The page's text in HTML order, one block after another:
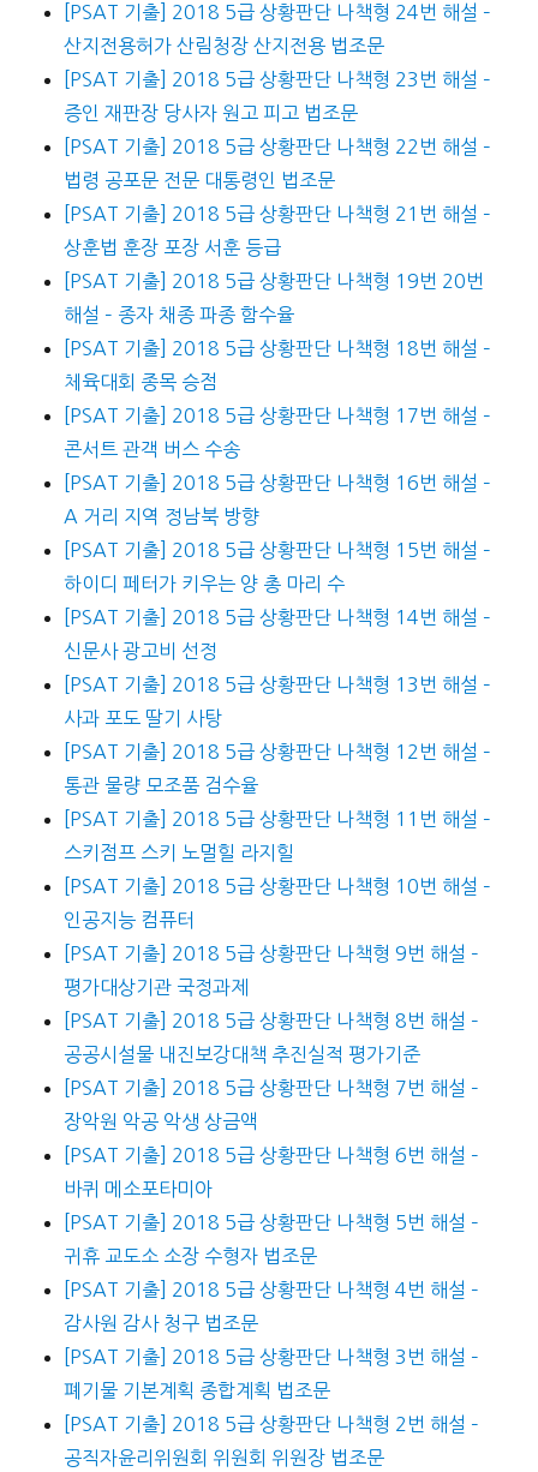
[PSAT 기출] 2018 5급 상황판단 나책형 24번 해설 –
산지전용허가 산림청장 산지전용 법조문
[PSAT 기출] 2018 5급 상황판단 나책형 23번 해설 –
증인 재판장 당사자 원고 피고 법조문
[PSAT 기출] 2018 5급 상황판단 나책형 22번 해설 –
법령 공포문 전문 대통령인 법조문
[PSAT 기출] 2018 5급 상황판단 나책형 21번 해설 –
상훈법 훈장 포장 서훈 등급
[PSAT 기출] 2018 5급 상황판단 나책형 19번 20번
해설 – 종자 채종 파종 함수율
[PSAT 기출] 2018 5급 상황판단 나책형 18번 해설 –
체육대회 종목 승점
[PSAT 기출] 2018 5급 상황판단 나책형 17번 해설 –
콘서트 관객 버스 수송
[PSAT 기출] 2018 5급 상황판단 나책형 16번 해설 –
A 거리 지역 정남북 방향
[PSAT 기출] 2018 5급 상황판단 나책형 15번 해설 –
하이디 페터가 키우는 양 총 마리 수
[PSAT 기출] 2018 5급 상황판단 나책형 14번 해설 –
신문사 광고비 선정
[PSAT 기출] 2018 5급 상황판단 나책형 13번 해설 –
사과 포도 딸기 사탕
[PSAT 기출] 2018 5급 상황판단 나책형 12번 해설 –
통관 물량 모조품 검수율
[PSAT 기출] 2018 5급 상황판단 나책형 11번 해설 –
스키점프 스키 노멀힐 라지힐
[PSAT 기출] 2018 5급 상황판단 나책형 10번 해설 –
인공지능 컴퓨터
[PSAT 기출] 2018 5급 상황판단 나책형 9번 해설 –
평가대상기관 국정과제
[PSAT 기출] 2018 5급 상황판단 나책형 8번 해설 –
공공시설물 내진보강대책 추진실적 평가기준
[PSAT 기출] 2018 5급 상황판단 나책형 7번 해설 –
장악원 악공 악생 상금액
[PSAT 기출] 2018 5급 상황판단 나책형 6번 해설 –
바퀴 메소포타미아
[PSAT 기출] 2018 5급 상황판단 나책형 5번 해설 –
귀휴 교도소 소장 수형자 법조문
[PSAT 기출] 2018 5급 상황판단 나책형 4번 해설 –
감사원 감사 청구 법조문
[PSAT 기출] 2018 5급 상황판단 나책형 3번 해설 –
폐기물 기본계획 종합계획 법조문
[PSAT 기출] 2018 5급 상황판단 나책형 2번 해설 –
공직자윤리위원회 위원회 위원장 법조문